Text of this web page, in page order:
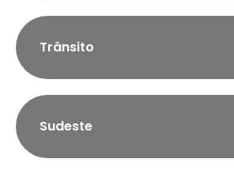
Trânsito
Sudeste